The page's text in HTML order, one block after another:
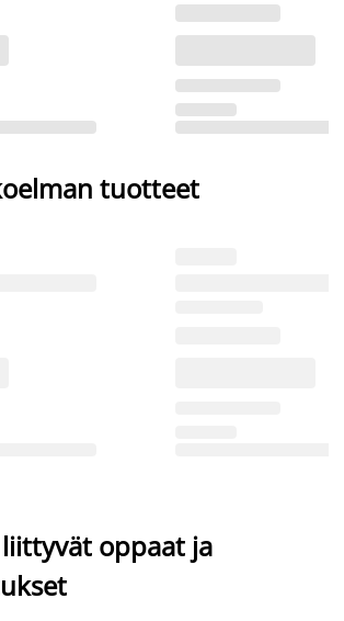
tuotteet
oppaat ja